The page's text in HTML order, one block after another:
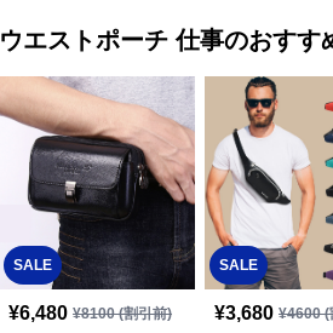
ウエストポーチ 仕事のおすす
SALE
¥6,480 ¥8100(割引前)
SALE
¥3,680 ¥4600(